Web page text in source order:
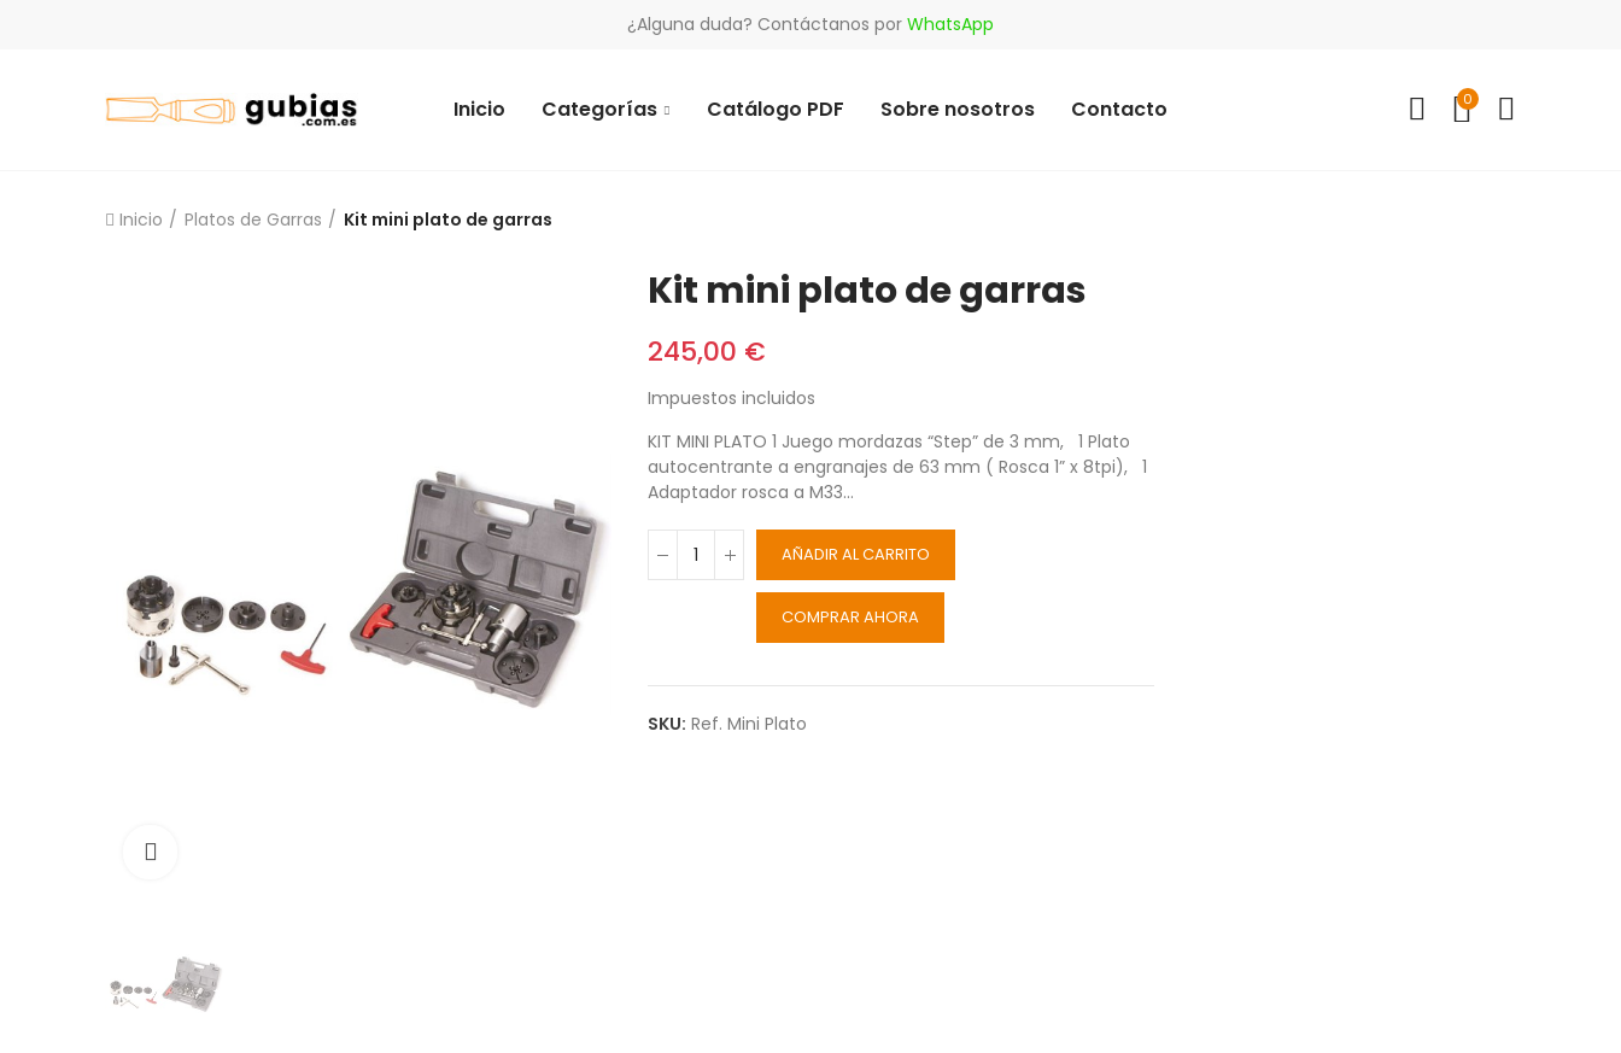
¿Alguna duda? Contáctanos por WhatsApp
Inicio Categorías Catálogo PDF Sobre nosotros Contacto 0
Inicio Platos de Garras Kit mini plato de garras
Kit mini plato de garras
245,00 €
Impuestos incluidos
KIT MINI PLATO 1 Juego mordazas “Step” de 3 mm, 1 Plato
autocentrante a engranajes de 63 mm ( Rosca 1” x 8tpi), 1
Adaptador rosca a M33...
AÑADIR AL CARRITO
COMPRAR AHORA
SKU: Ref. Mini Plato